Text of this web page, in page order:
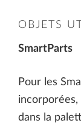
OBJETS
SmartParts
Pour les
incorporées,
dans la